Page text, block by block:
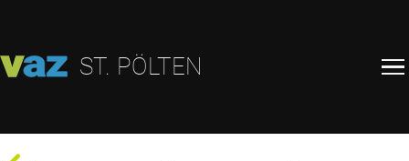
ST. PÖLTEN